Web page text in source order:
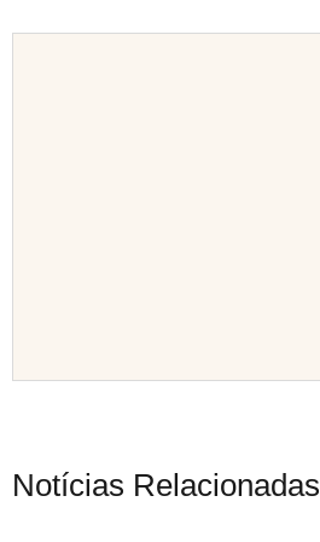
Notícias Relacionadas